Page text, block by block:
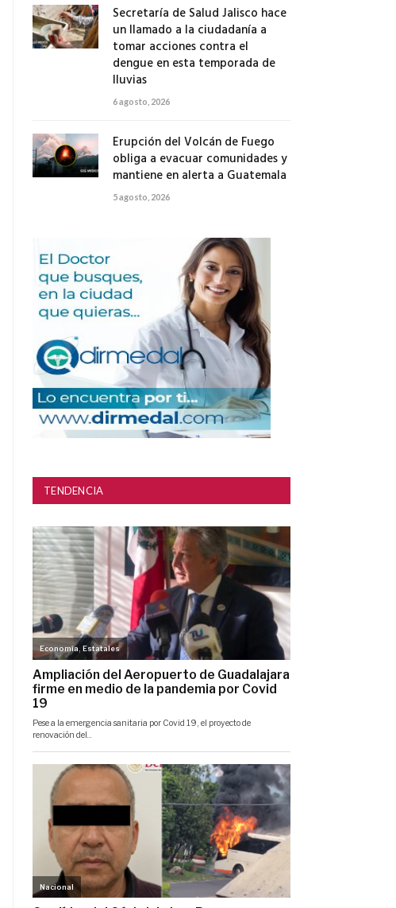
Secretaría de Salud Jalisco hace
un llamado a la ciudadanía a
tomar acciones contra el
dengue en esta temporada de
lluvias
6 agosto, 2026
Erupción del Volcán de Fuego
obliga a evacuar comunidades y
mantiene en alerta a Guatemala
5 agosto, 2026
TENDENCIA